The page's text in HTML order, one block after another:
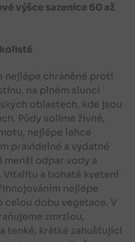
výšce sazenice 60 až
nejlépe chráněné proti
na plném slunci
oblastech, kde jsou
Půdy volíme živné,
nejlépe lehce
pravidelné a vydatné
menší odpar vody a
a bohaté kvetení
nejlépe
celou dobu vegetace. V
zmrzlou,
tenké, krátké zahušťující